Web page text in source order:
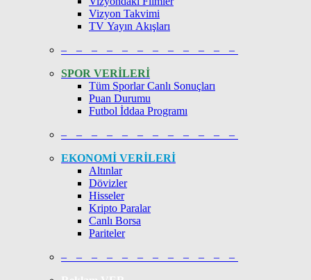
Vizyon Takvimi
TV Yayın Akışları
– – – – – – – – – – – –
SPOR VERİLERİ
Tüm Sporlar Canlı Sonuçları
Puan Durumu
Futbol İddaa Programı
– – – – – – – – – – – –
EKONOMİ VERİLERİ
Altınlar
Dövizler
Hisseler
Kripto Paralar
Canlı Borsa
Pariteler
– – – – – – – – – – – –